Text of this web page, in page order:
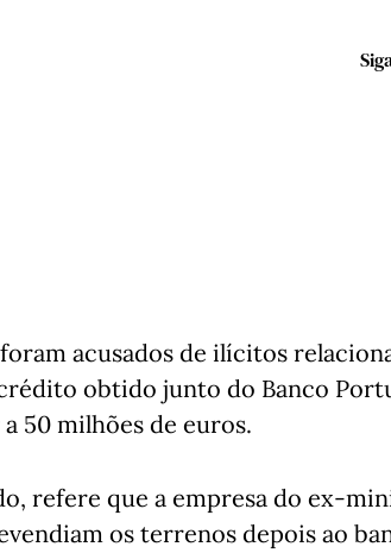
acusados de ilícitos
obtido junto do Banco
50 milhões de euros.
refere que a empresa do ex-
os terrenos depois ao